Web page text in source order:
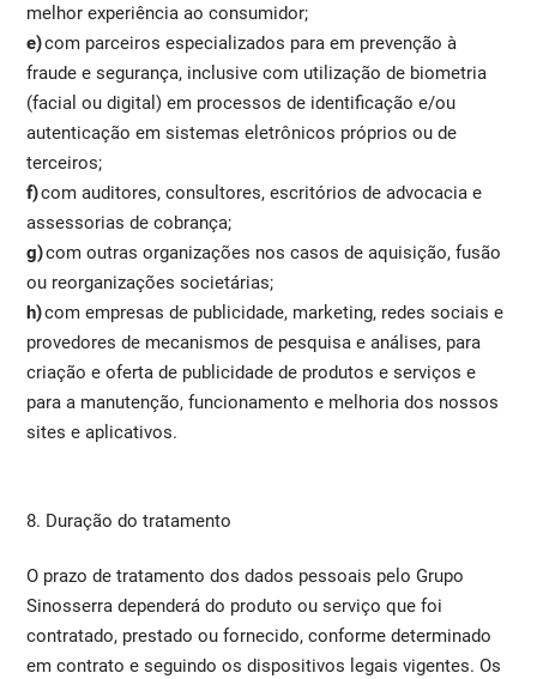
melhor experiência ao consumidor;
e)com parceiros especializados para em prevenção à
fraude e segurança, inclusive com utilização de biometria
(facial ou digital) em processos de identificação e/ou
autenticação em sistemas eletrônicos próprios ou de
terceiros;
f)com auditores, consultores, escritórios de advocacia e
assessorias de cobrança;
g)com outras organizações nos casos de aquisição, fusão
ou reorganizações societárias;
h)com empresas de publicidade, marketing, redes sociais e
provedores de mecanismos de pesquisa e análises, para
criação e oferta de publicidade de produtos e serviços e
para a manutenção, funcionamento e melhoria dos nossos
sites e aplicativos.
8. Duração do tratamento
O prazo de tratamento dos dados pessoais pelo Grupo
Sinosserra dependerá do produto ou serviço que foi
contratado, prestado ou fornecido, conforme determinado
em contrato e seguindo os dispositivos legais vigentes. Os